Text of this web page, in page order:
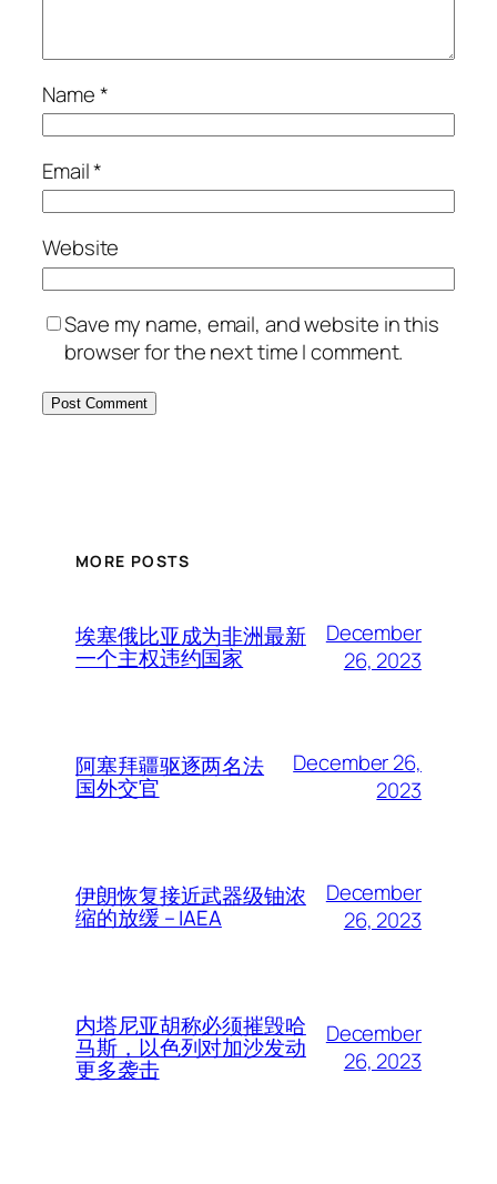
Name*
Email*
Website
Save my name, email, and website in this
browser for the next time I comment.
MORE POSTS
埃塞俄比亚成为非洲最新
一个主权违约国家
December
26, 2023
阿塞拜疆驱逐两名法
国外交官
December 26,
2023
伊朗恢复接近武器级铀浓
缩的放缓 – IAEA
December
26, 2023
内塔尼亚胡称必须摧毁哈
马斯，以色列对加沙发动
更多袭击
December
26, 2023